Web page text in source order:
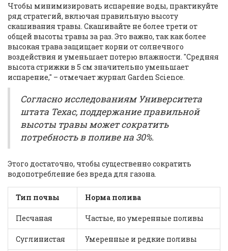
Чтобы минимизировать испарение воды, практикуйте
ряд стратегий, включая правильную высоту
скашивания травы. Скашивайте не более трети от
общей высоты травы за раз. Это важно, так как более
высокая трава защищает корни от солнечного
воздействия и уменьшает потерю влажности. "Средняя
высота стрижки в 5 см значительно уменьшает
испарение," – отмечает журнал Garden Science.
Согласно исследованиям Университета
штата Техас, поддержание правильной
высоты травы может сократить
потребность в поливе на 30%.
Этого достаточно, чтобы существенно сократить
водопотребление без вреда для газона.
Тип почвы Норма полива
Песчаная Частые, но умеренные поливы
Суглинистая Умеренные и редкие поливы